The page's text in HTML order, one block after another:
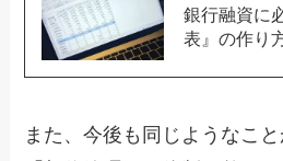
銀行融資に
表』の作り
また、今後も同じようなこと